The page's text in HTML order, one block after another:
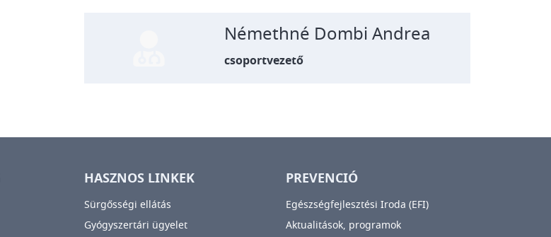
Némethné Dombi Andrea
csoportvezető
HASZNOS LINKEK
Sürgősségi ellátás
Gyógyszertári ügyelet
PREVENCIÓ
Egészségfejlesztési Iroda (EFI)
Aktualitások, programok